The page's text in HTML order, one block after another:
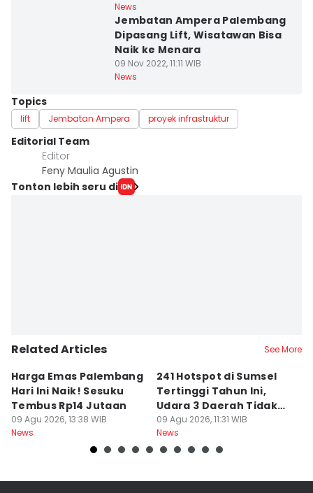
News
Jembatan Ampera Palembang
Dipasang Lift, Wisatawan Bisa
Naik ke Menara
09 Nov 2022, 11:11 WIB
News
Topics
lift Jembatan Ampera proyek infrastruktur
Editorial Team
Editor
Feny Maulia Agustin
Tonton lebih seru di
Related Articles See More
Harga Emas Palembang
Hari Ini Naik! Sesuku
Tembus Rp14 Jutaan
09 Agu 2026, 13:38 WIB
News
241 Hotspot di Sumsel
Tertinggi Tahun Ini,
Udara 3 Daerah Tidak
Sehat
09 Agu 2026, 11:31 WIB
News